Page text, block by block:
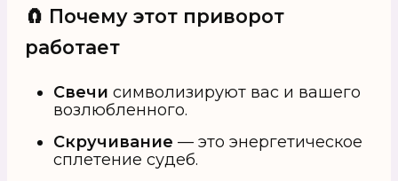
🧲 Почему этот приворот
работает
Свечи символизируют вас и вашего
возлюбленного.
Скручивание — это энергетическое
сплетение судеб.